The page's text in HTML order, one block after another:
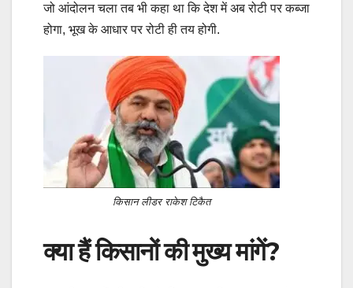
जो आंदोलन चला तब भी कहा था कि देश में अब रोटी पर कब्जा
होगा, भूख के आधार पर रोटी ही तय होगी.
किसान लीडर राकेश टिकैत
क्या हैं किसानों की मुख्य मांगें?